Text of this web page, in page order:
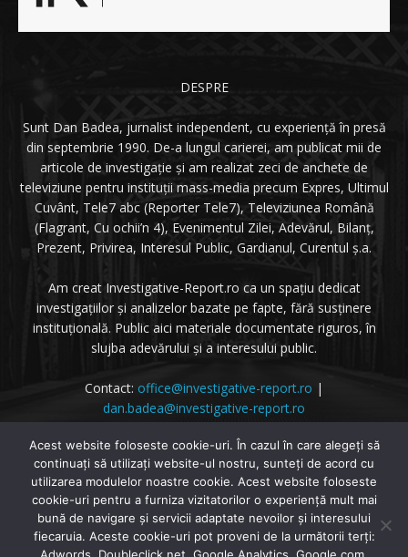
DESPRE
Sunt Dan Badea, jurnalist independent, cu experiență în presă
din septembrie 1990. De-a lungul carierei, am publicat mii de
articole de investigație și am realizat zeci de anchete de
televiziune pentru instituții mass-media precum Expres, Ultimul
Cuvânt, Tele7 abc (Reporter Tele7), Televiziunea Română
(Flagrant, Cu ochii’n 4), Evenimentul Zilei, Adevărul, Bilanț,
Prezent, Privirea, Interesul Public, Gardianul, Curentul ș.a.
Am creat Investigative-Report.ro ca un spațiu dedicat
investigațiilor și analizelor bazate pe fapte, fără susținere
instituțională. Public aici materiale documentate riguros, în
slujba adevărului și a interesului public.
Contact: office@investigative-report.ro |
dan.badea@investigative-report.ro
© Investigative-Report.ro
Acest website foloseste cookie-uri. În cazul în care alegeți să
continuați să utilizați website-ul nostru, sunteți de acord cu
utilizarea modulelor noastre cookie. Acest website foloseste
cookie-uri pentru a furniza vizitatorilor o experiență mult mai
bună de navigare și servicii adaptate nevoilor și interesului
fiecaruia. Aceste cookie-uri pot proveni de la următorii terți: